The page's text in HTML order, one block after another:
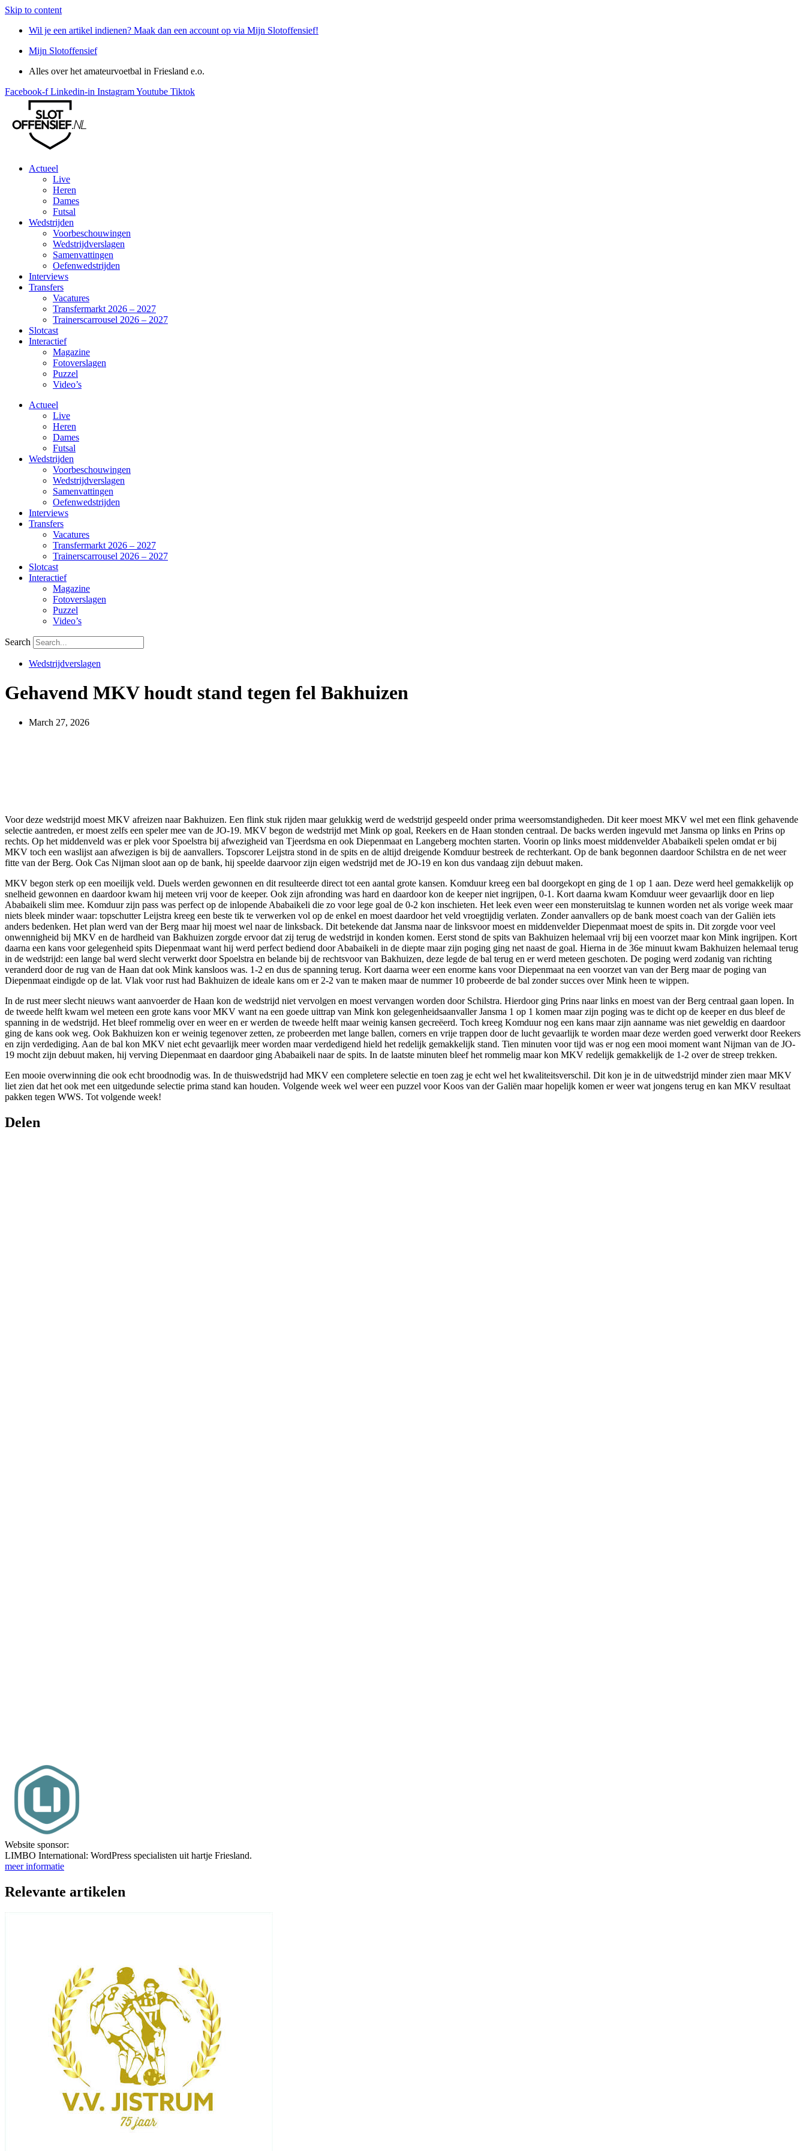
Skip to content
Wil je een artikel indienen? Maak dan een account op via Mijn Slotoffensief!
Mijn Slotoffensief
Alles over het amateurvoetbal in Friesland e.o.
Facebook-f Linkedin-in InstagramYoutube Tiktok
Actueel
Live
Heren
Dames
Futsal
Wedstrijden
Voorbeschouwingen
Wedstrijdverslagen
Samenvattingen
Oefenwedstrijden
Interviews
Transfers
Vacatures
Transfermarkt 2026 – 2027
Trainerscarrousel 2026 – 2027
Slotcast
Interactief
Magazine
Fotoverslagen
Puzzel
Video’s
Actueel
Live
Heren
Dames
Futsal
Wedstrijden
Voorbeschouwingen
Wedstrijdverslagen
Samenvattingen
Oefenwedstrijden
Interviews
Transfers
Vacatures
Transfermarkt 2026 – 2027
Trainerscarrousel 2026 – 2027
Slotcast
Interactief
Magazine
Fotoverslagen
Puzzel
Video’s
Search
Wedstrijdverslagen
Gehavend MKV houdt stand tegen fel Bakhuizen
March 27, 2026
Voor deze wedstrijd moest MKV afreizen naar Bakhuizen. Een flink stuk rijden maar gelukkig werd de wedstrijd gespeeld onder prima weersomstandigheden. Dit keer moest MKV wel met een flink gehavende
selectie aantreden, er moest zelfs een speler mee van de JO-19. MKV begon de wedstrijd met Mink op goal, Reekers en de Haan stonden centraal. De backs werden ingevuld met Jansma op links en Prins op
rechts. Op het middenveld was er plek voor Spoelstra bij afwezigheid van Tjeerdsma en ook Diepenmaat en Langeberg mochten starten. Voorin op links moest middenvelder Ababaikeli spelen omdat er bij
MKV toch een waslijst aan afwezigen is bij de aanvallers. Topscorer Leijstra stond in de spits en de altijd dreigende Komduur bestreek de rechterkant. Op de bank begonnen daardoor Schilstra en de net weer
fitte van der Berg. Ook Cas Nijman sloot aan op de bank, hij speelde daarvoor zijn eigen wedstrijd met de JO-19 en kon dus vandaag zijn debuut maken.
MKV begon sterk op een moeilijk veld. Duels werden gewonnen en dit resulteerde direct tot een aantal grote kansen. Komduur kreeg een bal doorgekopt en ging de 1 op 1 aan. Deze werd heel gemakkelijk op
snelheid gewonnen en daardoor kwam hij meteen vrij voor de keeper. Ook zijn afronding was hard en daardoor kon de keeper niet ingrijpen, 0-1. Kort daarna kwam Komduur weer gevaarlijk door en liep
Ababaikeli slim mee. Komduur zijn pass was perfect op de inlopende Ababaikeli die zo voor lege goal de 0-2 kon inschieten. Het leek even weer een monsteruitslag te kunnen worden net als vorige week maar
niets bleek minder waar: topschutter Leijstra kreeg een beste tik te verwerken vol op de enkel en moest daardoor het veld vroegtijdig verlaten. Zonder aanvallers op de bank moest coach van der Galiën iets
anders bedenken. Het plan werd van der Berg maar hij moest wel naar de linksback. Dit betekende dat Jansma naar de linksvoor moest en middenvelder Diepenmaat moest de spits in. Dit zorgde voor veel
onwennigheid bij MKV en de hardheid van Bakhuizen zorgde ervoor dat zij terug de wedstrijd in konden komen. Eerst stond de spits van Bakhuizen helemaal vrij bij een voorzet maar kon Mink ingrijpen. Kort
daarna een kans voor gelegenheid spits Diepenmaat want hij werd perfect bediend door Ababaikeli in de diepte maar zijn poging ging net naast de goal. Hierna in de 36e minuut kwam Bakhuizen helemaal terug
in de wedstrijd: een lange bal werd slecht verwerkt door Spoelstra en belande bij de rechtsvoor van Bakhuizen, deze legde de bal terug en er werd meteen geschoten. De poging werd zodanig van richting
veranderd door de rug van de Haan dat ook Mink kansloos was. 1-2 en dus de spanning terug. Kort daarna weer een enorme kans voor Diepenmaat na een voorzet van van der Berg maar de poging van
Diepenmaat eindigde op de lat. Vlak voor rust had Bakhuizen de ideale kans om er 2-2 van te maken maar de nummer 10 probeerde de bal zonder succes over Mink heen te wippen.
In de rust meer slecht nieuws want aanvoerder de Haan kon de wedstrijd niet vervolgen en moest vervangen worden door Schilstra. Hierdoor ging Prins naar links en moest van der Berg centraal gaan lopen. In
de tweede helft kwam wel meteen een grote kans voor MKV want na een goede uittrap van Mink kon gelegenheidsaanvaller Jansma 1 op 1 komen maar zijn poging was te dicht op de keeper en dus bleef de
spanning in de wedstrijd. Het bleef rommelig over en weer en er werden de tweede helft maar weinig kansen gecreëerd. Toch kreeg Komduur nog een kans maar zijn aanname was niet geweldig en daardoor
ging de kans ook weg. Ook Bakhuizen kon er weinig tegenover zetten, ze probeerden met lange ballen, corners en vrije trappen door de lucht gevaarlijk te worden maar deze werden goed verwerkt door Reekers
en zijn verdediging. Aan de bal kon MKV niet echt gevaarlijk meer worden maar verdedigend hield het redelijk gemakkelijk stand. Tien minuten voor tijd was er nog een mooi moment want Nijman van de JO-
19 mocht zijn debuut maken, hij verving Diepenmaat en daardoor ging Ababaikeli naar de spits. In de laatste minuten bleef het rommelig maar kon MKV redelijk gemakkelijk de 1-2 over de streep trekken.
Een mooie overwinning die ook echt broodnodig was. In de thuiswedstrijd had MKV een completere selectie en toen zag je echt wel het kwaliteitsverschil. Dit kon je in de uitwedstrijd minder zien maar MKV
liet zien dat het ook met een uitgedunde selectie prima stand kan houden. Volgende week wel weer een puzzel voor Koos van der Galiën maar hopelijk komen er weer wat jongens terug en kan MKV resultaat
pakken tegen WWS. Tot volgende week!
Delen
Website sponsor:
LIMBO International: WordPress specialisten uit hartje Friesland.
meer informatie
Relevante artikelen